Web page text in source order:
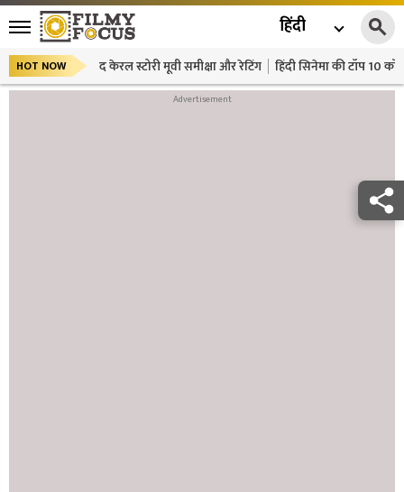
हिंदी
HOT NOW द केरल स्टोरी मूवी समीक्षा और रेटिंग हिंदी सिनेमा की टॉप 10